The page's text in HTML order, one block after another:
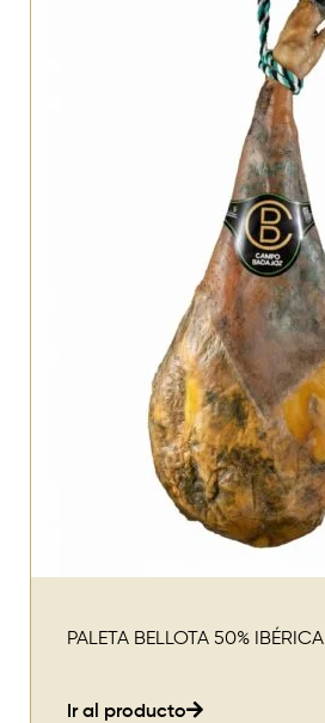
PALETA BELLOTA 50% IBÉRICA
Ir al producto